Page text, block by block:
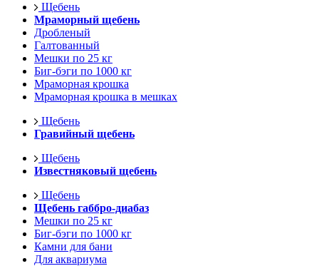
Щебень
Мраморный щебень
Дробленый
Галтованный
Мешки по 25 кг
Биг-бэги по 1000 кг
Мраморная крошка
Мраморная крошка в мешках
Щебень
Гравийный щебень
Щебень
Известняковый щебень
Щебень
Щебень габбро-диабаз
Мешки по 25 кг
Биг-бэги по 1000 кг
Камни для бани
Для аквариума